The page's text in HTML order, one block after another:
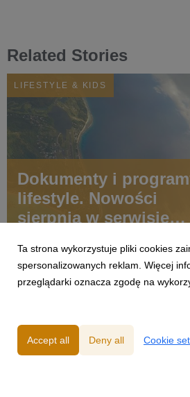
Related Stories
LIFESTYLE & KIDS
Dokumenty i
lifestyle. Nowości
sierpnia w serwisie
Ta strona wykorzystuje pliki cookies
spersonalizowanych reklam. Więcej
przeglądarki oznacza zgodę na
Accept all Deny all Cookie